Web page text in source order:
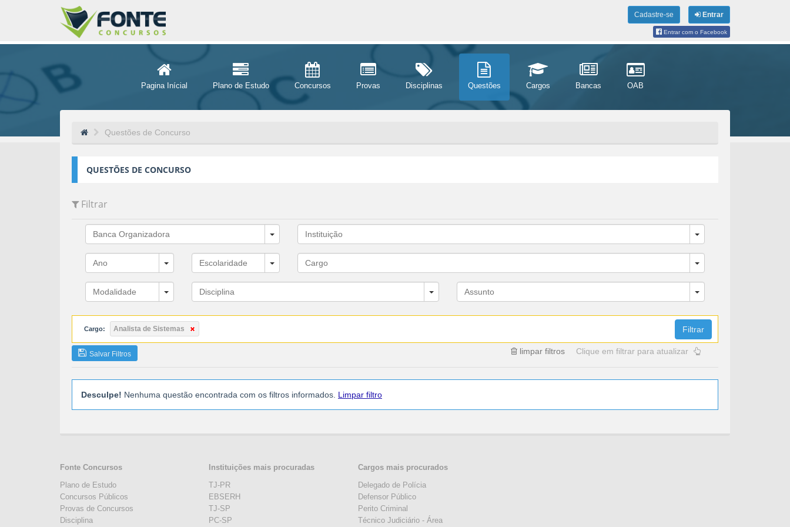
Cadastre-se Entrar
Entrar com o Facebook
Pagina Inícial Plano de Estudo Concursos Provas Disciplinas Questões Cargos Bancas OAB
Questões de Concurso
QUESTÕES DE CONCURSO
Filtrar
Cargo: Analista de Sistemas Filtrar
Salvar Filtros limpar filtros Clique em filtrar para atualizar
Desculpe! Nenhuma questão encontrada com os filtros informados. Limpar filtro
Fonte Concursos
Plano de Estudo
Concursos Públicos
Provas de Concursos
Disciplina
Instituições mais procuradas
TJ-PR
EBSERH
TJ-SP
PC-SP
Cargos mais procurados
Delegado de Polícia
Defensor Público
Perito Criminal
Técnico Judiciário - Área